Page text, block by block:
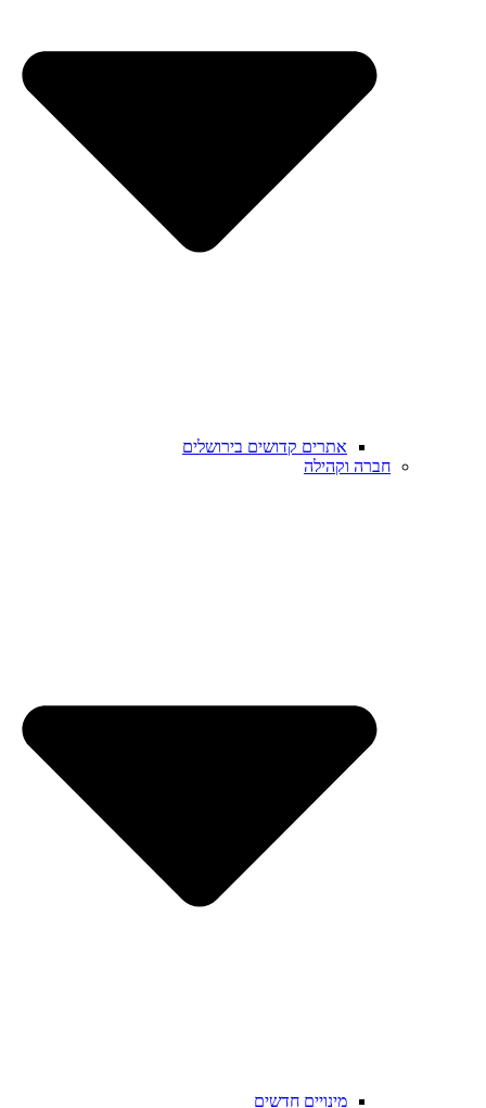
אתרים קדושים בירושלים
חברה וקהילה
מינויים חדשים